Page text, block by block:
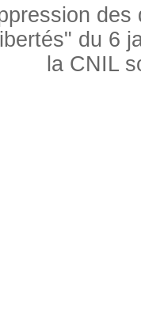
des
du 6
la CNIL